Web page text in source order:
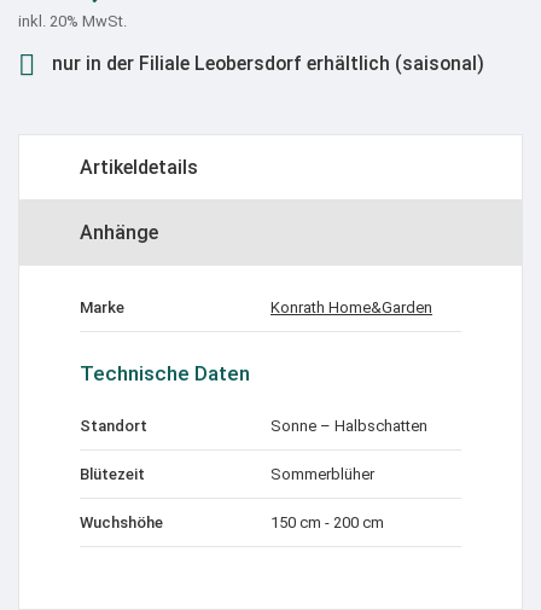
inkl. 20% MwSt.
 nur in der Filiale Leobersdorf erhältlich (saisonal)
Artikeldetails
Anhänge
Marke Konrath Home&Garden
Technische Daten
Standort Sonne – Halbschatten
Blütezeit Sommerblüher
Wuchshöhe 150 cm - 200 cm